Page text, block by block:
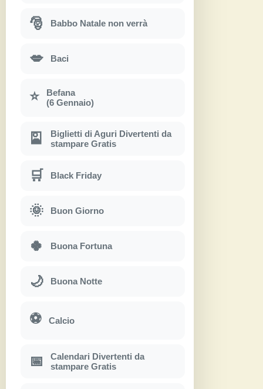
🎅 Babbo Natale non verrà
💋 Baci
⭐
Befana
(6 Gennaio)
🎴
Biglietti di Aguri Divertenti da
stampare Gratis
🛒 Black Friday
🌞 Buon Giorno
🍀 Buona Fortuna
🌙 Buona Notte
⚽ Calcio
📅
Calendari Divertenti da
stampare Gratis